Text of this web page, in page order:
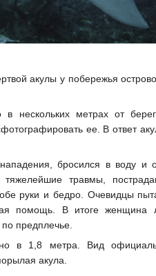
акулы у побережья
нескольких метрах от
ее. В ответ
бросился в воду и
травмы,
руки и бедро. Очевидцы
помощь. В итоге
предплечье.
в 1,8 метра. Вид
акула.